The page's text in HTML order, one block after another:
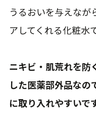
うるおいを与えなが
アしてくれる化粧水
ニキビ・肌荒れを防
した医薬部外品なの
に取り入れやすいです